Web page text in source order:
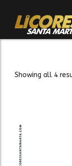
Showing all 4